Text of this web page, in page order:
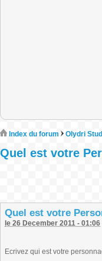
Index du forum Olydri
Quel est votre
Quel est votre
le 26 December 2011 - 01:06
Ecrivez qui est votre